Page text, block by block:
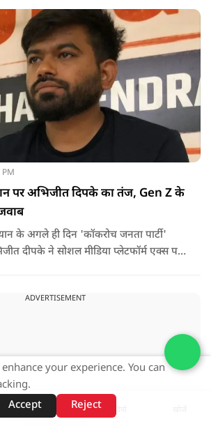
पर अभिजीत दिपके का तंज, Gen Z के
दीपके ने सोशल मीडिया प्लेटफॉर्म एक्स पर
ADVERTISEMENT
your experience. You can
Accept
Reject